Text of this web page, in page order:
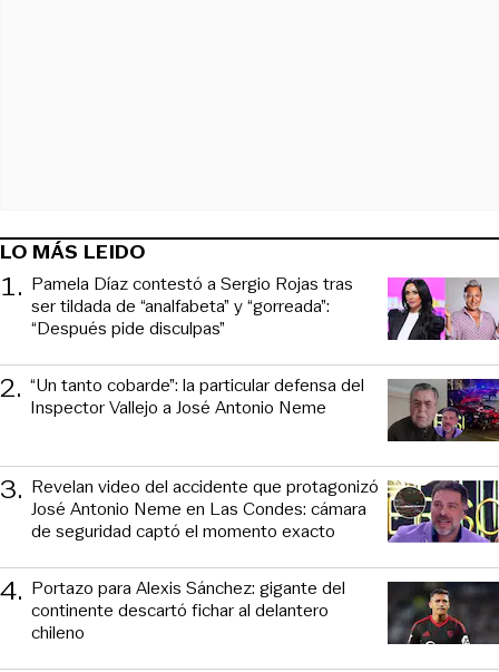
LO MÁS LEIDO
1. Pamela Díaz contestó a Sergio Rojas tras
ser tildada de “analfabeta” y “gorreada”:
“Después pide disculpas”
2. “Un tanto cobarde”: la particular defensa del
Inspector Vallejo a José Antonio Neme
3. Revelan video del accidente que protagonizó
José Antonio Neme en Las Condes: cámara
de seguridad captó el momento exacto
4. Portazo para Alexis Sánchez: gigante del
continente descartó fichar al delantero
chileno